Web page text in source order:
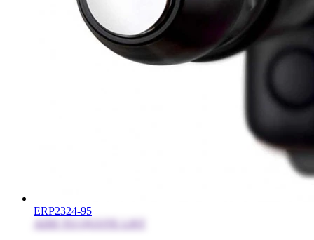
ERP2324-95
ADD TO QUOTE LIST